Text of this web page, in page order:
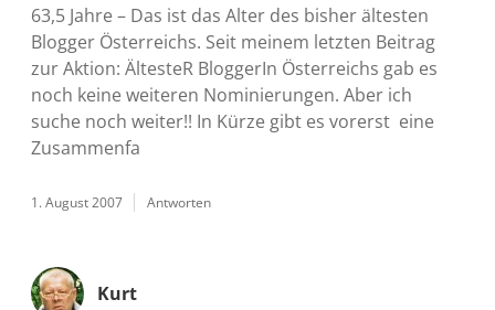
63,5 Jahre – Das ist das Alter des bisher ältesten
Blogger Österreichs. Seit meinem letzten Beitrag
zur Aktion: ÄltesteR BloggerIn Österreichs gab es
noch keine weiteren Nominierungen. Aber ich
suche noch weiter!! In Kürze gibt es vorerst eine
Zusammenfa
1. August 2007 Antworten
Kurt